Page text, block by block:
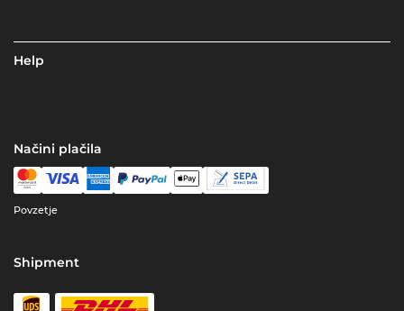
Help
Načini plačila
Povzetje
Shipment